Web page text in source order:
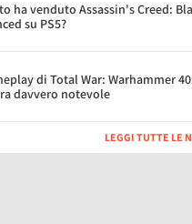
ha venduto Assassin's Creed:
su PS5?
di Total War: Warhammer
davvero notevole
LEGGI TUTTE LE